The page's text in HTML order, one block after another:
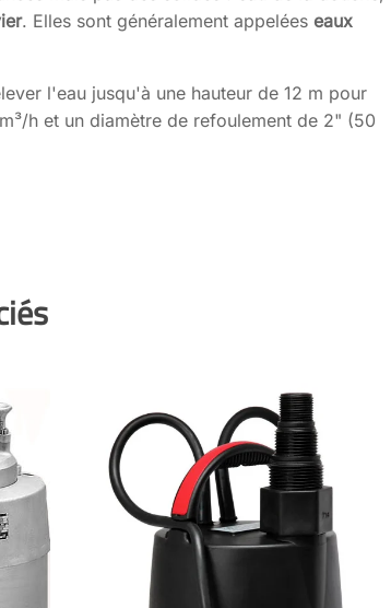
. Elles sont généralement appelées eaux
l'eau jusqu'à une hauteur de 12 m pour
h et un diamètre de refoulement de 2" (50